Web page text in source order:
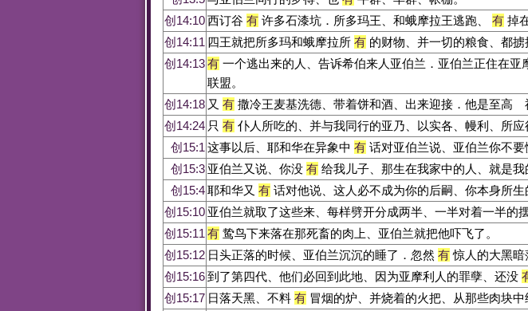
创14:10西订谷 有 许多石漆坑．所多玛王、和蛾摩拉王逃跑、 有 掉
创14:11 四王就把所多玛和蛾摩拉所 有 的财物、并一切的粮食、都掳
创14:13有 一个逃出来的人、告诉希伯来人亚伯兰．亚伯兰正住在
联盟。
创14:18 又 有 撒冷王麦基洗德、带着饼和酒、出来迎接．他是至高
创14:24 只 有 仆人所吃的、并与我同行的亚乃、以实各、幔利、所应
创15:1 这事以后、耶和华在异象中 有 话对亚伯兰说、亚伯兰你不要
创15:3 亚伯兰又说、你没 有 给我儿子、那生在我家中的人、就是我
创15:4耶和华又 有 话对他说、这人必不成为你的后嗣、你本身所生
创15:10 亚伯兰就取了这些来、每样劈开分成两半、一半对着一半的
创15:11 有 鸷鸟下来落在那死畜的肉上、亚伯兰就把他吓飞了。
创15:12 日头正落的时候、亚伯兰沉沉的睡了．忽然 有惊人的大黑暗
创15:16到了第四代、他们必回到此地、因为亚摩利人的罪孽、还没
创15:17 日落天黑、不料 有 冒烟的炉、并烧着的火把、从那些肉块中